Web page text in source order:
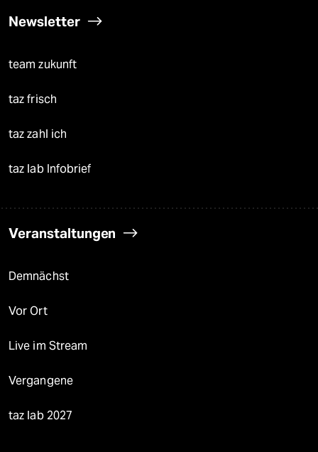
Newsletter
team zukunft
taz frisch
taz zahl ich
taz lab Infobrief
Veranstaltungen
Demnächst
Vor Ort
Live im Stream
Vergangene
taz lab 2027